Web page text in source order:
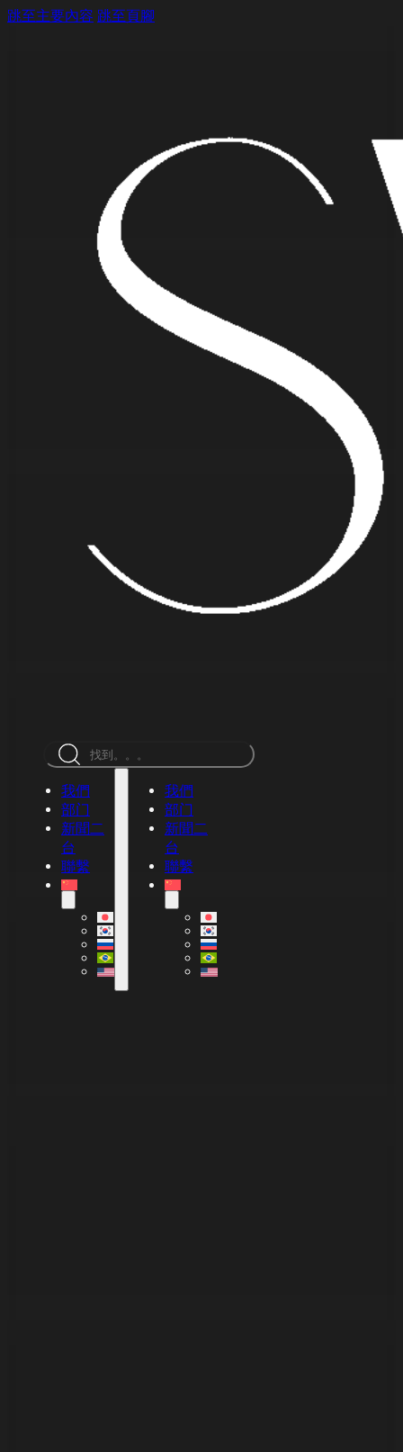
跳至主要內容 跳至頁腳
索
我們
部门
新聞二
台
聯繫
我們
部门
新聞二
台
聯繫